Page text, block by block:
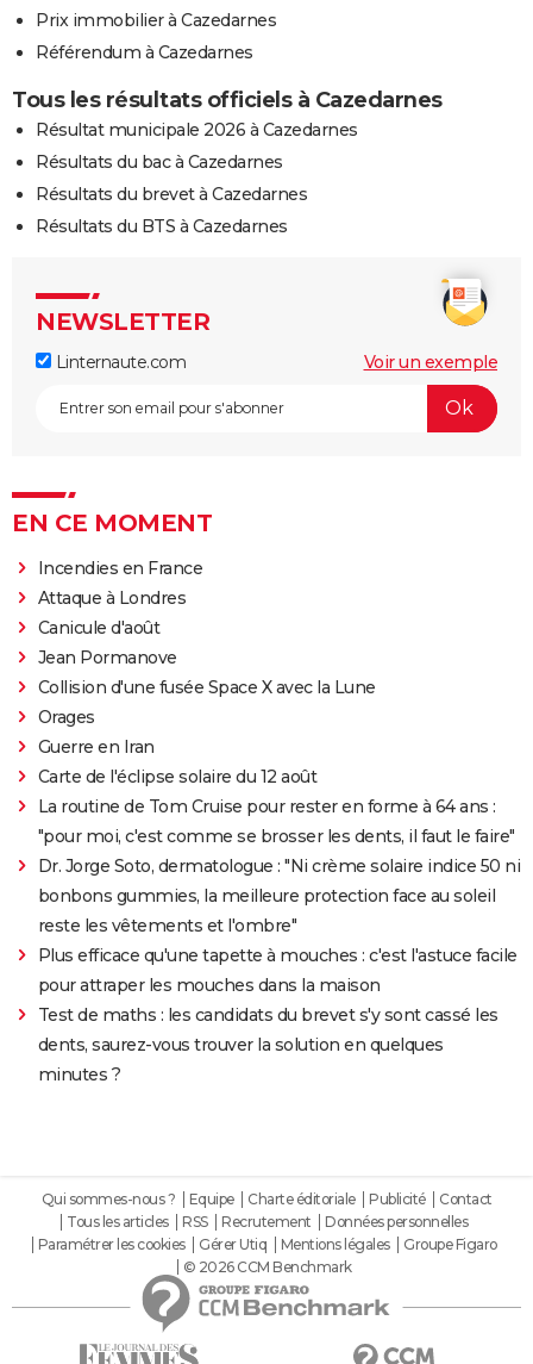
Prix immobilier à Cazedarnes
Référendum à Cazedarnes
Tous les résultats officiels à Cazedarnes
Résultat municipale 2026 à Cazedarnes
Résultats du bac à Cazedarnes
Résultats du brevet à Cazedarnes
Résultats du BTS à Cazedarnes
NEWSLETTER
Linternaute.com Voir un exemple
EN CE MOMENT
Incendies en France
Attaque à Londres
Canicule d'août
Jean Pormanove
Collision d'une fusée Space X avec la Lune
Orages
Guerre en Iran
Carte de l'éclipse solaire du 12 août
La routine de Tom Cruise pour rester en forme à 64 ans :
"pour moi, c'est comme se brosser les dents, il faut le faire"
Dr. Jorge Soto, dermatologue : "Ni crème solaire indice 50 ni
bonbons gummies, la meilleure protection face au soleil
reste les vêtements et l'ombre"
Plus efficace qu'une tapette à mouches : c'est l'astuce facile
pour attraper les mouches dans la maison
Test de maths : les candidats du brevet s'y sont cassé les
dents, saurez-vous trouver la solution en quelques
minutes ?
Qui sommes-nous ? Equipe Charte éditoriale Publicité
Contact
Tous les articles
RSS Recrutement
Données personnelles
Paramétrer les cookies
Gérer Utiq Mentions légales
Groupe Figaro
© 2026 CCM Benchmark